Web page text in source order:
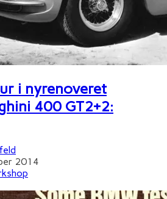
i nyrenoveret
400 GT2+2:
2014